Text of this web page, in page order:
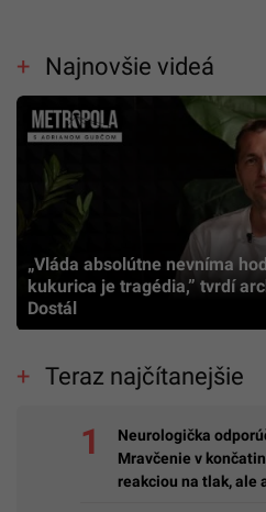
Najnovšie videá
„Vláda absolútne nevníma
kukurica je tragédia,” tvrdí
Dostál
Teraz najčítanejšie
Neurologička
Mravčenie v
reakciou na tlak, ale